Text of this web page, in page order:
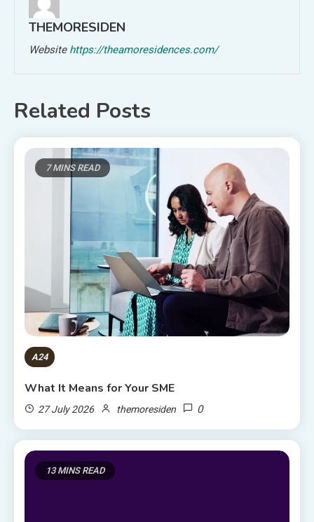
THEMORESIDEN
Website https://theamoresidences.com/
Related Posts
7 MINS READ
A24
What It Means for Your SME
27 July 2026 themoresiden 0
13 MINS READ